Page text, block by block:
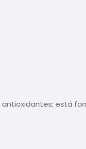
está